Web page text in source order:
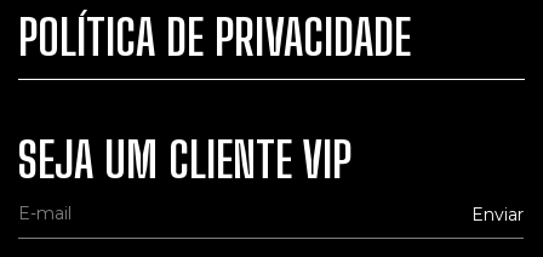
POLÍTICA DE PRIVACIDADE
SEJA UM CLIENTE VIP